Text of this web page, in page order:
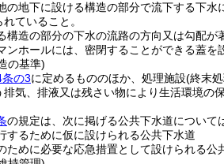
の地下に設ける構造の部分で流下する下
ていること。
構造の部分の下水の流路の方向又は勾配が
ンホールには、密閉することができる蓋を
の基準)
の3に定めるもののほか、処理施設(終末
気、排液又は残さい物により生活環境の
の規定は、次に掲げる公共下水道について
するために仮に設けられる公共下水道
ために必要な応急措置として設けられる公